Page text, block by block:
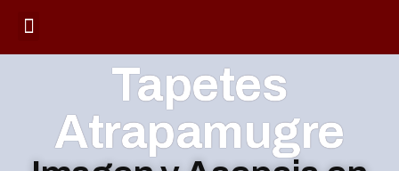
Tapetes
Atrapamugre